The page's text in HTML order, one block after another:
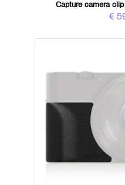
Capture camera
€